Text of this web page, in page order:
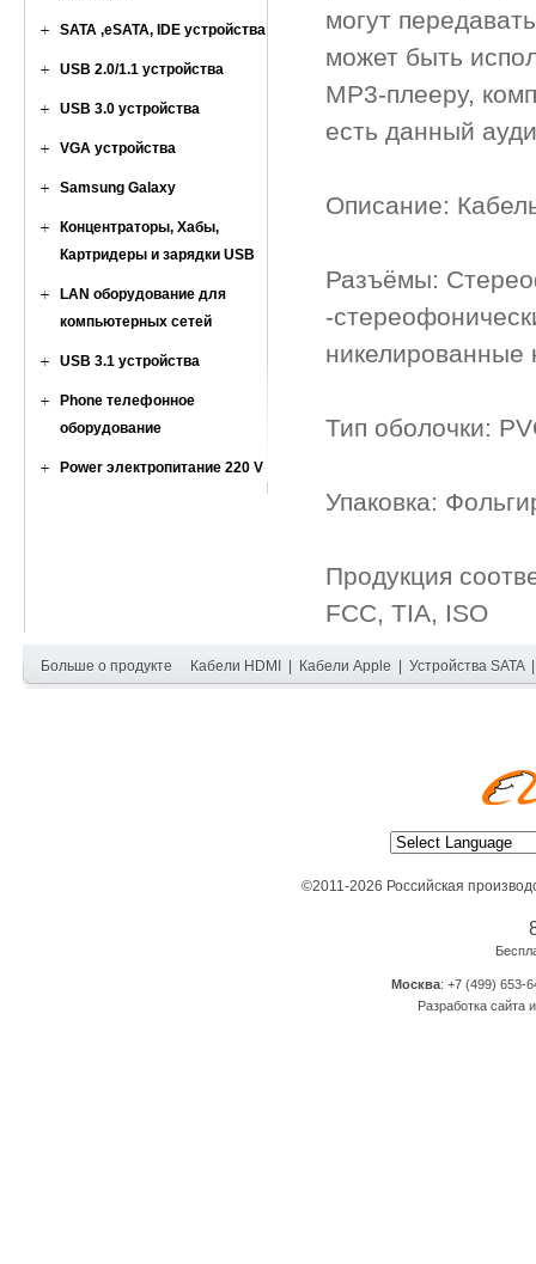
SATA ,eSATA, IDE устройства
USB 2.0/1.1 устройства
USB 3.0 устройства
VGA устройства
Samsung Galaxy
Концентраторы, Хабы,
Картридеры и зарядки USB
LAN оборудование для
компьютерных сетей
USB 3.1 устройства
Phone телефонное
оборудование
Power электропитание 220 V
могут
может быть
MP3-плееру,
есть данный
Описание:
Разъёмы:
-
никелированные
Тип оболочки:
Упаковка:
Продукция
FCC, TIA, ISO
Больше о продукте Кабели HDMI Кабели Apple Устройства SATA
©2011-2026 Российская
Москва: +7 (499) 653-
Разработка сайта